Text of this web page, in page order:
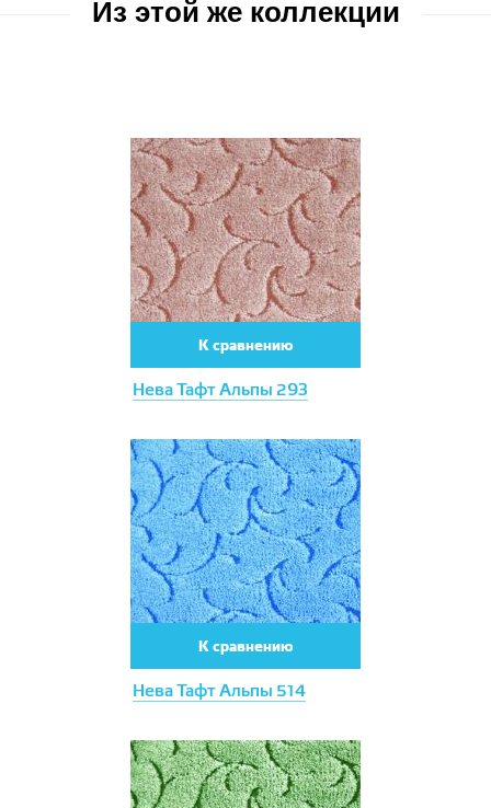
Bonny
Glory
Vesta
Вижн
Nirvana
SIRIUS
Soft
Trendy
Umbria
VICENZA
Версаль
Вирджиния
Дольче
Из этой же коллекции
Нева Тафт Альпы 293
К сравнению
Нева Тафт Альпы 514
К сравнению